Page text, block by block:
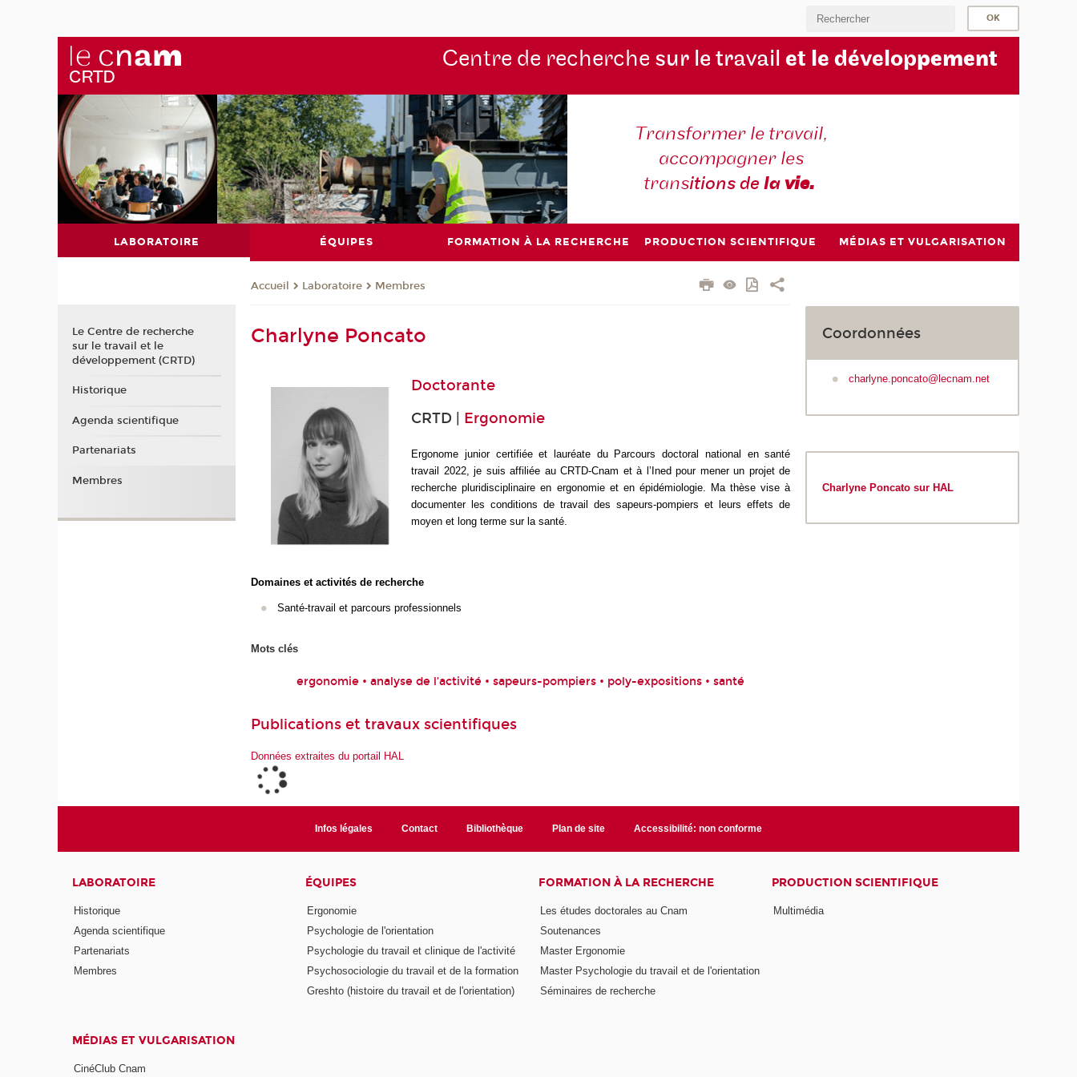
Centre de recherche sur le travail et le développement
Transformer le travail,
accompagner les
transitions de lavie.
LABORATOIRE ÉQUIPES FORMATION À LA RECHERCHE PRODUCTION SCIENTIFIQUE MÉDIAS ET VULGARISATION
Accueil Laboratoire Membres
Charlyne Poncato
Doctorante
CRTD | Ergonomie
Ergonome junior certifiée et lauréate du Parcours doctoral national en santé
travail 2022, je suis affiliée au CRTD-Cnam et à l’Ined pour mener un projet de
recherche pluridisciplinaire en ergonomie et en épidémiologie. Ma thèse vise à
documenterles conditions de travail des sapeurs-pompiers et leurs effets de
moyen et long terme sur la santé.
Domaines et activités de recherche
Santé-travail et parcours professionnels
Mots clés
ergonomie • analyse de l’activité • sapeurs-pompiers • poly-expositions • santé
Publications et travaux scientifiques
Données extraites du portail HAL
Coordonnées
charlyne.poncato@lecnam.net
Charlyne Poncato sur HAL
Le Centre de recherche
sur le travail et le
développement (CRTD)
Historique
Agenda scientifique
Partenariats
Membres
Infos légales Contact Bibliothèque Plan de site Accessibilité: non conforme
LABORATOIRE
Historique
Agenda scientifique
Partenariats
Membres
ÉQUIPES
Ergonomie
Psychologie de l'orientation
Psychologie du travail et clinique de l'activité
Psychosociologie du travail et de la formation
Greshto (histoire du travail et de l'orientation)
FORMATION À LA RECHERCHE
Les études doctorales au Cnam
Soutenances
Master Ergonomie
Master Psychologie du travail et de l'orientation
Séminaires de recherche
PRODUCTION SCIENTIFIQUE
Multimédia
MÉDIAS ET VULGARISATION
CinéClub Cnam